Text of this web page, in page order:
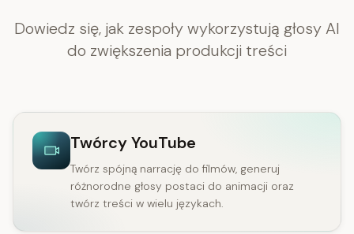
Dowiedz się, jak zespoły wykorzystują głosy AI
do zwiększenia produkcji treści
Twórcy YouTube
Twórz spójną narrację do filmów, generuj
różnorodne głosy postaci do animacji oraz
twórz treści w wielu językach.